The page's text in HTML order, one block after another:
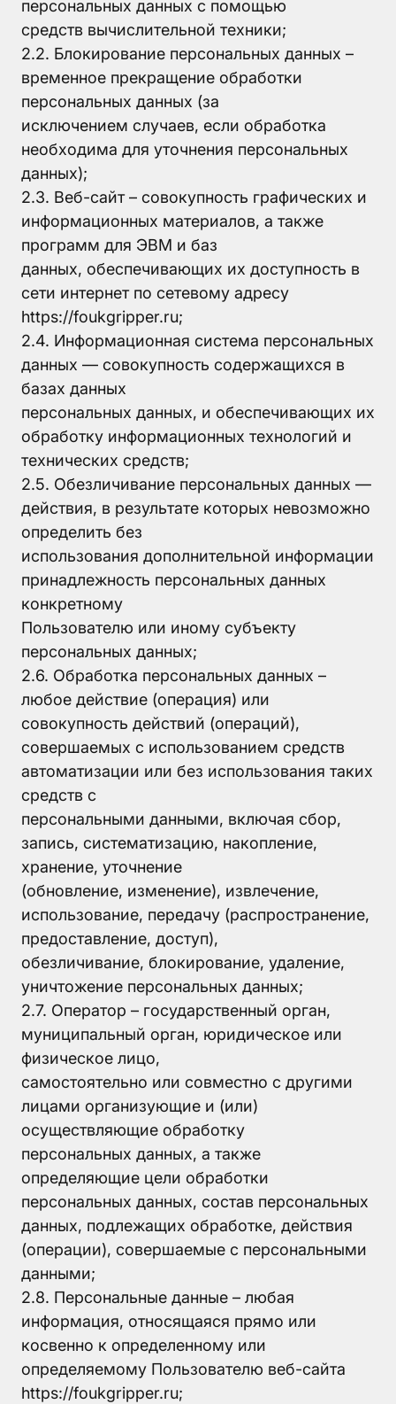
персональных данных с помощью
средств вычислительной техники;
2.2. Блокирование персональных данных –
временное прекращение обработки
персональных данных (за
исключением случаев, если обработка
необходима для уточнения персональных
данных);
2.3. Веб-сайт – совокупность графических и
информационных материалов, а также
программ для ЭВМ и баз
данных, обеспечивающих их доступность в
сети интернет по сетевому адресу
https://foukgripper.ru;
2.4. Информационная система персональных
данных — совокупность содержащихся в
базах данных
персональных данных, и обеспечивающих их
обработку информационных технологий и
технических средств;
2.5. Обезличивание персональных данных —
действия, в результате которых невозможно
определить без
использования дополнительной информации
принадлежность персональных данных
конкретному
Пользователю или иному субъекту
персональных данных;
2.6. Обработка персональных данных –
любое действие (операция) или
совокупность действий (операций),
совершаемых с использованием средств
автоматизации или без использования таких
средств с
персональными данными, включая сбор,
запись, систематизацию, накопление,
хранение, уточнение
(обновление, изменение), извлечение,
использование, передачу (распространение,
предоставление, доступ),
обезличивание, блокирование, удаление,
уничтожение персональных данных;
2.7. Оператор – государственный орган,
муниципальный орган, юридическое или
физическое лицо,
самостоятельно или совместно с другими
лицами организующие и (или)
осуществляющие обработку
персональных данных, а также
определяющие цели обработки
персональных данных, состав персональных
данных, подлежащих обработке, действия
(операции), совершаемые с персональными
данными;
2.8. Персональные данные – любая
информация, относящаяся прямо или
косвенно к определенному или
определяемому Пользователю веб-сайта
https://foukgripper.ru;